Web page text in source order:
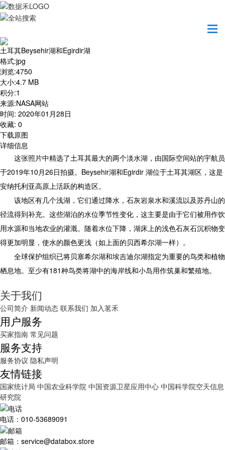
土耳其Beysehir湖和Egirdir湖
格式:jpg
浏览:4750
大小:4.7 MB
积分:1
来源:NASA网站
时间: 2020年01月28日
收藏: 0
下载原图
详细信息
这张照片中精选了土耳其最大的两个淡水湖，由国际空间站的宇航员
于2019年10月26日拍摄。Beysehir湖和Egirdir 湖位于土耳其湖区，这是
安纳托利亚高原上活跃的构造区。
该地区有几个浅湖，它们通过降水，石灰岩泉水和溪流以及苏丹山的
径流得到补充。这些湖泊的水位季节性变化，这主要是由于它们被用作饮
用水源和当地农业的灌溉。随着水位下降，湖床上的浅色石灰石沉积物变
得更加明显，使水的颜色更浅（如上面的贝西希尔湖一样）。
全球保护组织已将贝塞希尔湖和埃吉迪尔湖指定为重要的鸟类和植物
栖息地。至少有181种鸟类将湖中的海岸线和小岛用作筑巢和繁殖地。
关于我们
公司简介 新闻动态 联系我们 加入茗禾
用户服务
买家指南 常见问题
服务支持
服务协议 隐私声明
友情链接
国家统计局 中国农业科学院 中国资源卫星应用中心 中国科学院空天信息
研究院
电话：010-53689091
邮箱：service@databox.store